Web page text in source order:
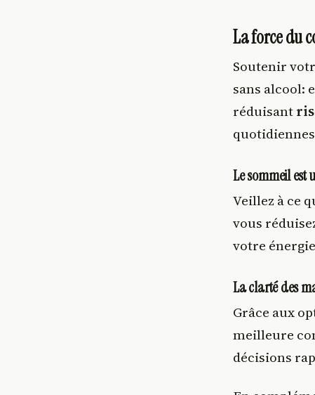
La force du
Soutenir
sans alcool:
réduisant
Le sommeil est
Veillez à ce
vous
votre
La clarté des
Grâce aux
meilleure
décisions